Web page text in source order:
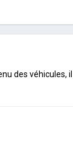
des véhicules, il